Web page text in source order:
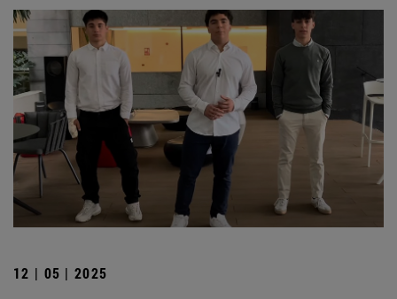
12 | 05 | 2025